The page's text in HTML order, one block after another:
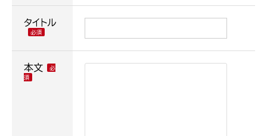
タイトル
本文